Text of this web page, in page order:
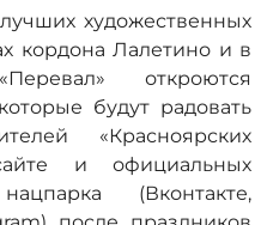
художественных
кордона Лалетино и в
откроются
будут радовать
«Красноярских
и официальных
(Вконтакте,